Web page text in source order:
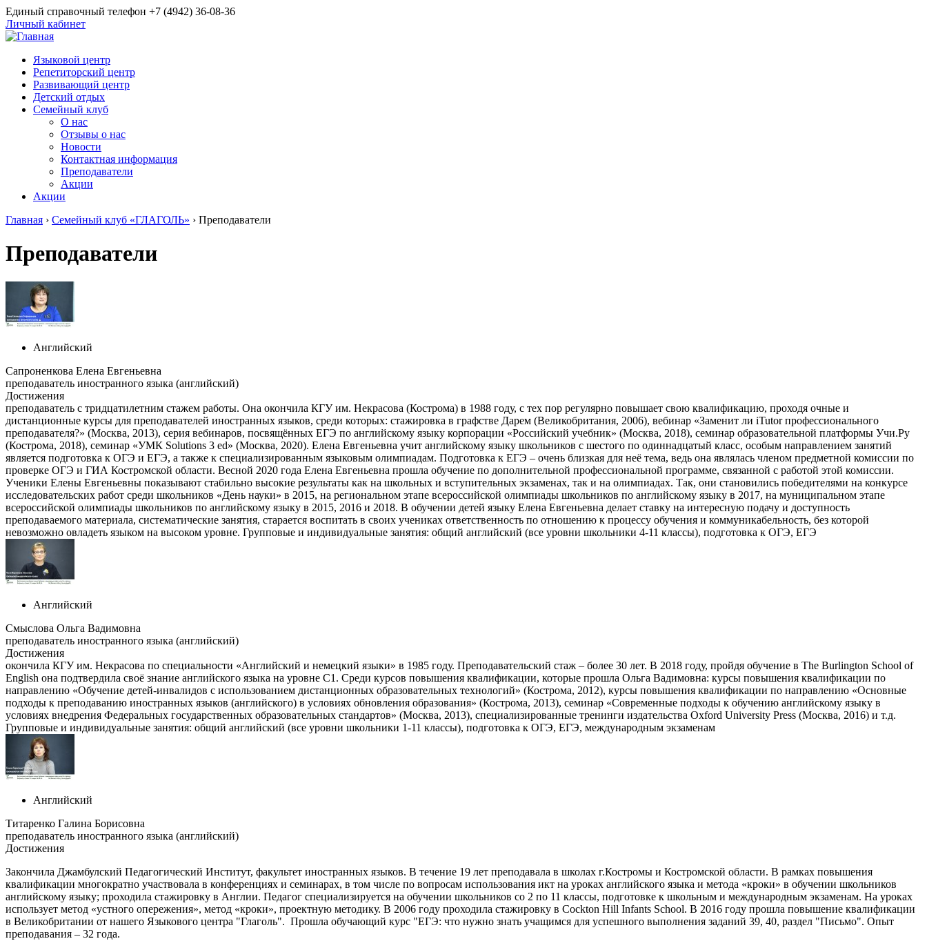
Единый справочный телефон +7 (4942) 36-08-36
Личный кабинет
Языковой центр
Репетиторский центр
Развивающий центр
Детский отдых
Семейный клуб
О нас
Отзывы о нас
Новости
Контактная информация
Преподаватели
Акции
Акции
Главная › Семейный клуб «ГЛАГОЛЬ» › Преподаватели
Преподаватели
Английский
Сапроненкова Елена Евгеньевна
преподаватель иностранного языка (английский)
Достижения
преподаватель с тридцатилетним стажем работы. Она окончила КГУ им. Некрасова (Кострома) в 1988 году, с тех пор регулярно повышает свою квалификацию, проходя очные и
дистанционные курсы для преподавателей иностранных языков, среди которых: стажировка в графстве Дарем (Великобритания, 2006), вебинар «Заменит ли iTutor профессионального
преподавателя?» (Москва, 2013), серия вебинаров, посвящённых ЕГЭ по английскому языку корпорации «Российский учебник» (Москва, 2018), семинар образовательной платформы Учи.Ру
(Кострома, 2018), семинар «УМК Solutions 3 ed» (Москва, 2020). Елена Евгеньевна учит английскому языку школьников с шестого по одиннадцатый класс, особым направлением занятий
является подготовка к ОГЭ и ЕГЭ, а также к специализированным языковым олимпиадам. Подготовка к ЕГЭ – очень близкая для неё тема, ведь она являлась членом предметной комиссии по
проверке ОГЭ и ГИА Костромской области. Весной 2020 года Елена Евгеньевна прошла обучение по дополнительной профессиональной программе, связанной с работой этой комиссии.
Ученики Елены Евгеньевны показывают стабильно высокие результаты как на школьных и вступительных экзаменах, так и на олимпиадах. Так, они становились победителями на конкурсе
исследовательских работ среди школьников «День науки» в 2015, на региональном этапе всероссийской олимпиады школьников по английскому языку в 2017, на муниципальном этапе
всероссийской олимпиады школьников по английскому языку в 2015, 2016 и 2018. В обучении детей языку Елена Евгеньевна делает ставку на интересную подачу и доступность
преподаваемого материала, систематические занятия, старается воспитать в своих учениках ответственность по отношению к процессу обучения и коммуникабельность, без которой
невозможно овладеть языком на высоком уровне. Групповые и индивидуальные занятия: общий английский (все уровни школьники 4-11 классы), подготовка к ОГЭ, ЕГЭ
Английский
Смыслова Ольга Вадимовна
преподаватель иностранного языка (английский)
Достижения
окончила КГУ им. Некрасова по специальности «Английский и немецкий языки» в 1985 году. Преподавательский стаж – более 30 лет. В 2018 году, пройдя обучение в The Burlington School of
English она подтвердила своё знание английского языка на уровне C1. Среди курсов повышения квалификации, которые прошла Ольга Вадимовна: курсы повышения квалификации по
направлению «Обучение детей-инвалидов с использованием дистанционных образовательных технологий» (Кострома, 2012), курсы повышения квалификации по направлению «Основные
подходы к преподаванию иностранных языков (английского) в условиях обновления образования» (Кострома, 2013), семинар «Современные подходы к обучению английскому языку в
условиях внедрения Федеральных государственных образовательных стандартов» (Москва, 2013), специализированные тренинги издательства Oxford University Press (Москва, 2016) и т.д.
Групповые и индивидуальные занятия: общий английский (все уровни школьники 1-11 классы), подготовка к ОГЭ, ЕГЭ, международным экзаменам
Английский
Титаренко Галина Борисовна
преподаватель иностранного языка (английский)
Достижения
Закончила Джамбулский Педагогический Институт, факультет иностранных языков. В течение 19 лет преподавала в школах г.Костромы и Костромской области. В рамках повышения
квалификации многократно участвовала в конференциях и семинарах, в том числе по вопросам использования икт на уроках английского языка и метода «кроки» в обучении школьников
английскому языку; проходила стажировку в Англии. Педагог специализируется на обучении школьников со 2 по 11 классы, подготовке к школьным и международным экзаменам. На уроках
использует метод «устного опережения», метод «кроки», проектную методику. В 2006 году проходила стажировку в Cockton Hill Infants School. В 2016 году прошла повышение квалификации
в Великобритании от нашего Языкового центра "Глаголь". Прошла обучающий курс "ЕГЭ: что нужно знать учащимся для успешного выполнения заданий 39, 40, раздел "Письмо". Опыт
преподавания – 32 года.